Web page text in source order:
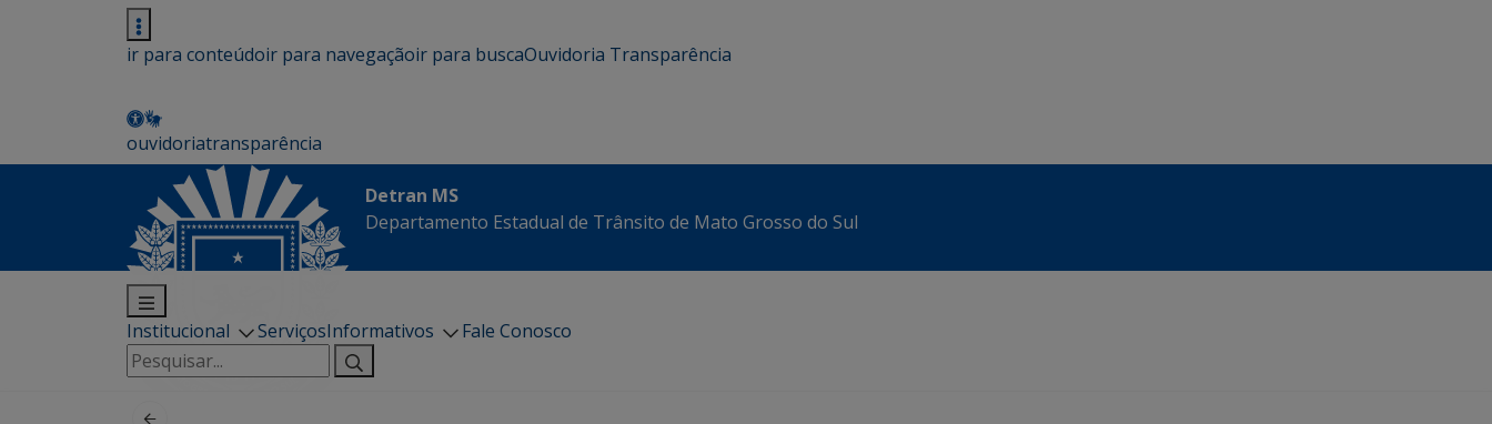
ir para conteúdoir para navegaçãoir para buscaOuvidoria Transparência
ouvidoriatransparência
Detran MS
Departamento Estadual de Trânsito de Mato Grosso do Sul
Institucional ServiçosInformativos
Fale Conosco
Pesquisar
por: